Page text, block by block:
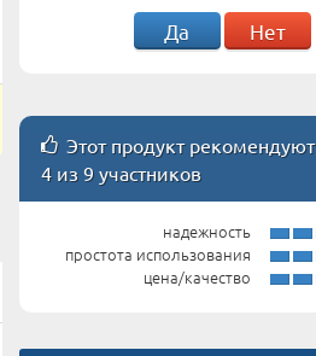
Да Нет
Этот продукт рекомендуют
4 из 9 участников
надежность
простота использования
цена/качество